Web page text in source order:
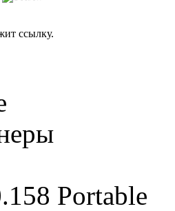
ссылку.
Portable